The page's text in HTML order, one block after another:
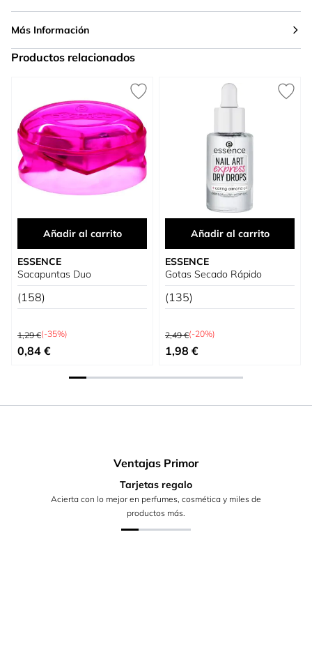
Más Información
Productos relacionados
Añadir al carrito
ESSENCE
Sacapuntas Duo
(158)
Precio habitual
1,29 €(-35%)
Precio especial
0,84 €
Añadir al carrito
ESSENCE
Gotas Secado Rápido
(135)
Precio habitual
2,49 €(-20%)
Precio especial
1,98 €
Ventajas Primor
Tarjetas regalo
Acierta con lo mejor en perfumes, cosmética y miles de
productos más.